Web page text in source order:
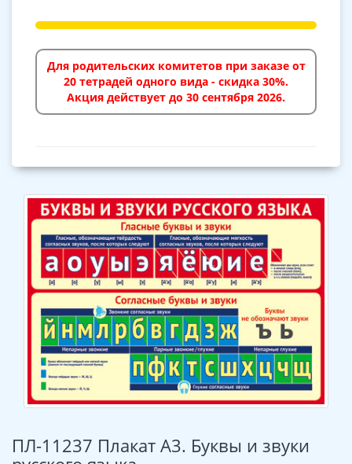
Для родительских комитетов при заказе от
20 тетрадей одного вида - скидка 30%.
Акция действует до 30 сентября 2026.
ПЛ-11237 Плакат А3. Буквы и звуки